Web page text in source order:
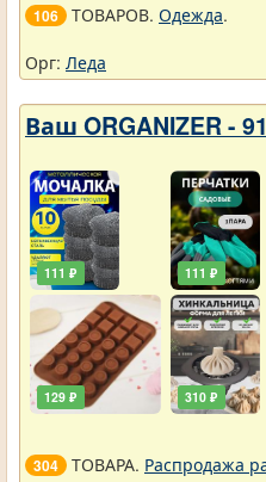
106 ТОВАРОВ. Одежда.
Орг: Леда
Ваш ORGANIZER -
111 ₽
129 ₽
111 ₽
310 ₽
304 ТОВАРА. Распродажа